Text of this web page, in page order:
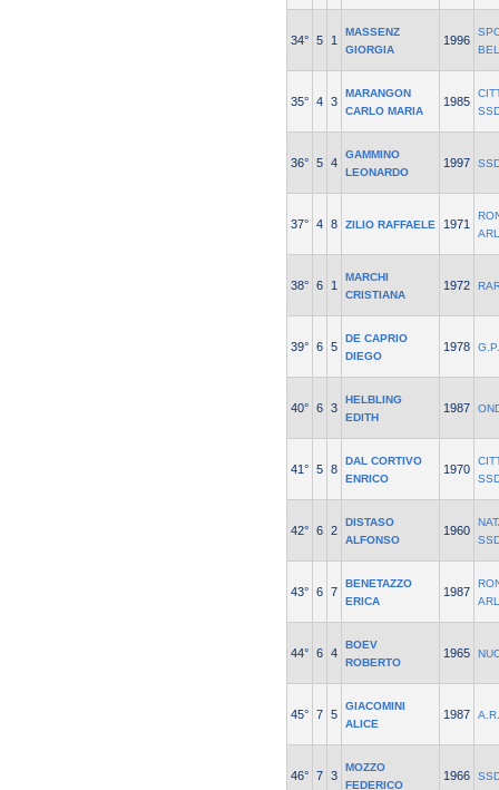
34° 5 1
MASSENZ
GIORGIA
1996
35° 4 3
MARANGON
CARLO MARIA
1985
36° 5 4
GAMMINO
LEONARDO
1997
37° 4 8 ZILIO RAFFAELE 1971
ARL
38° 6 1
MARCHI
CRISTIANA
1972
39° 6 5
DE CAPRIO
DIEGO
1978
40° 6 3
HELBLING
EDITH
1987
41° 5 8
DAL CORTIVO
ENRICO
1970
42° 6 2
DISTASO
ALFONSO
1960
43° 6 7
BENETAZZO
ERICA
1987
ARL
44° 6 4
BOEV
ROBERTO
1965
45° 7 5
GIACOMINI
ALICE
1987
46° 7 3
MOZZO
FEDERICO
1966